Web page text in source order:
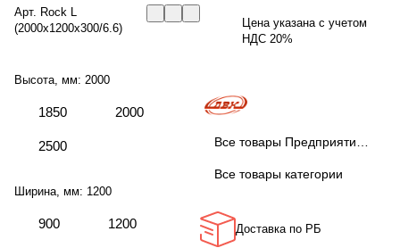
Арт. Rock L
(2000x1200x300/6.6)
Высота, мм: 2000
1850 2000
2500
Ширина, мм: 1200
900 1200
Цена указана с учетом
НДС 20%
Все товары Предприятие ДВК
Все товары категории
Доставка по РБ